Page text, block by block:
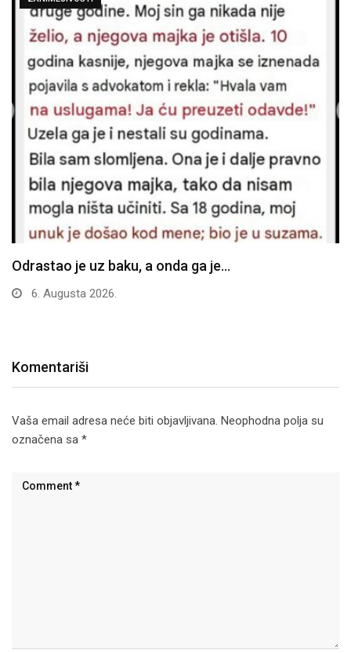
Odrastao je uz baku, a onda ga je…
6. Augusta 2026.
Komentariši
Vaša email adresa neće biti objavljivana. Neophodna polja su
označena sa *